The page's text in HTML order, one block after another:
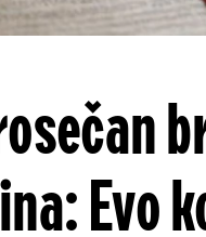
Evo